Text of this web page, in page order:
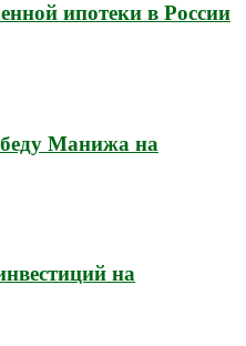
ипотеки в России
Манижа на
на